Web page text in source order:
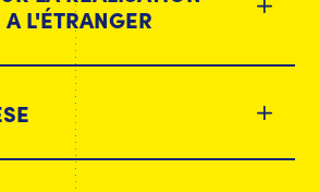
L'ÉTRANGER